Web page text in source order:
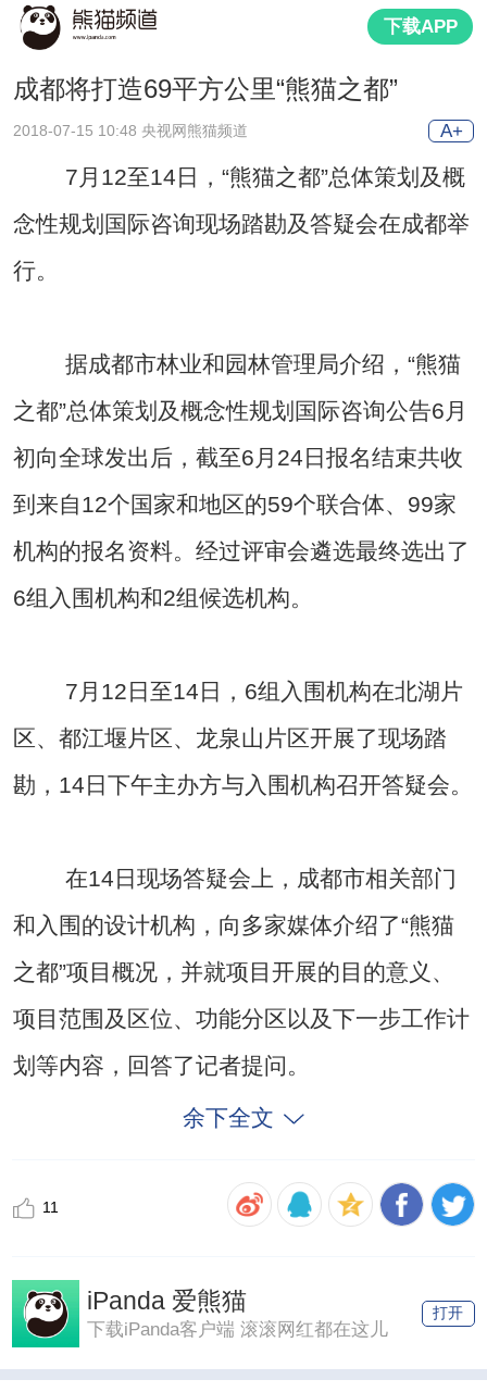
下载APP
成都将打造69平方公里“熊猫之都”
2018-07-15 10:48 央视网熊猫频道 A+
7月12至14日，“熊猫之都”总体策划及概
念性规划国际咨询现场踏勘及答疑会在成都举
行。
据成都市林业和园林管理局介绍，“熊猫
之都”总体策划及概念性规划国际咨询公告6月
初向全球发出后，截至6月24日报名结束共收
到来自12个国家和地区的59个联合体、99家
机构的报名资料。经过评审会遴选最终选出了
6组入围机构和2组候选机构。
7月12日至14日，6组入围机构在北湖片
区、都江堰片区、龙泉山片区开展了现场踏
勘，14日下午主办方与入围机构召开答疑会。
在14日现场答疑会上，成都市相关部门
和入围的设计机构，向多家媒体介绍了“熊猫
之都”项目概况，并就项目开展的目的意义、
项目范围及区位、功能分区以及下一步工作计
划等内容，回答了记者提问。
余下全文
11
iPanda 爱熊猫
下载iPanda客户端 滚滚网红都在这儿
打开